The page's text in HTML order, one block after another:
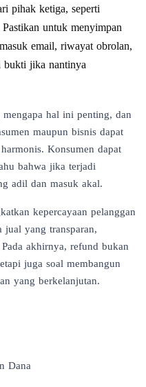
pihak ketiga, seperti
untuk menyimpan
email, riwayat obrolan,
bukti jika nantinya
hal ini penting, dan
maupun bisnis dapat
Konsumen dapat
bahwa jika terjadi
adil dan masuk akal.
kepercayaan pelanggan
jual yang transparan,
akhirnya, refund bukan
juga soal membangun
yang berkelanjutan.
Dana